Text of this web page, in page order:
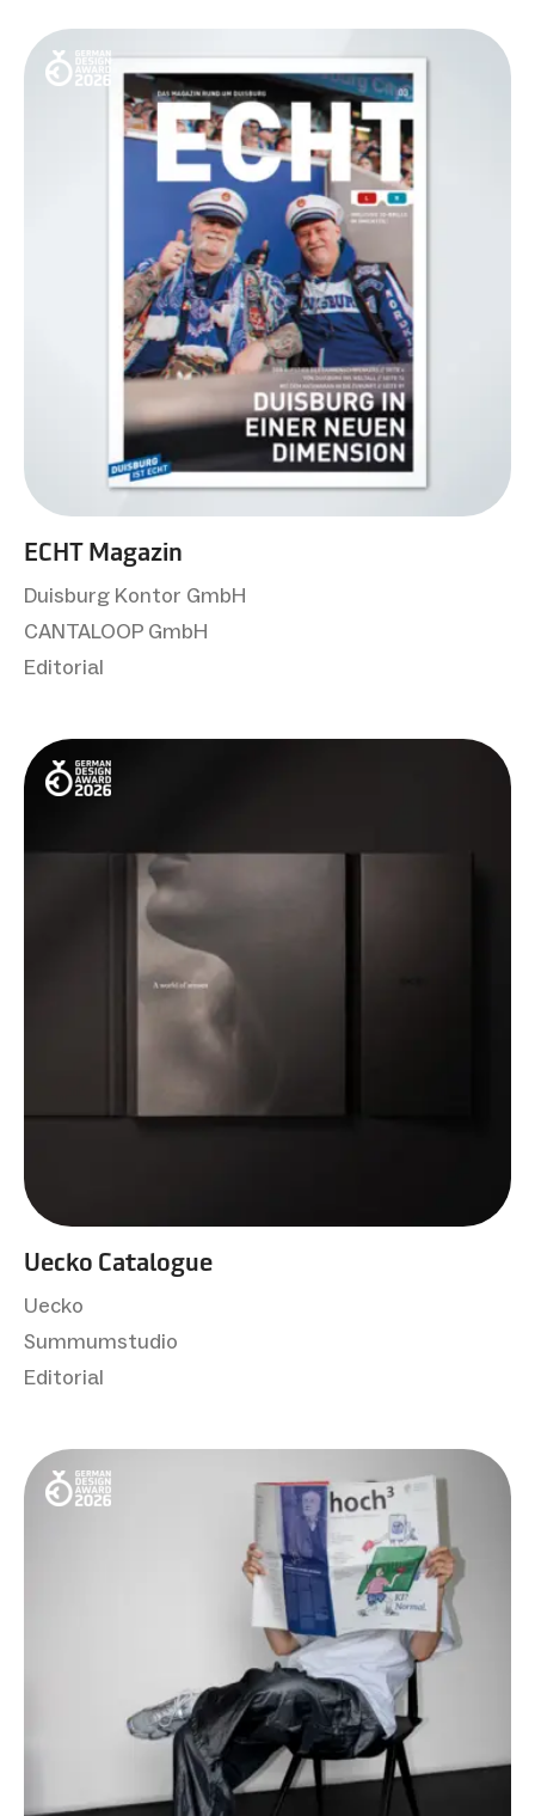
ECHT Magazin
Duisburg Kontor GmbH
CANTALOOP GmbH
Editorial
Uecko Catalogue
Uecko
Summumstudio
Editorial